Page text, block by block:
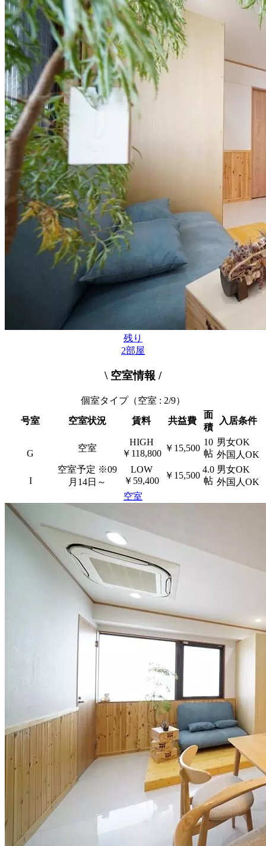
残り
2部屋
\ 空室情報 /
個室タイプ（空室 : 2/9）
号室
空室状況 賃料 共益費
面
積
入居条件
G
空室
HIGH
￥118,800
￥15,500
10
帖
男女OK
外国人OK
I
空室予定 ※09
月14日～
LOW
￥59,400
￥15,500
4.0
帖
男女OK
外国人OK
空室